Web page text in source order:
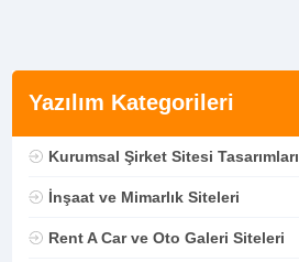
Yazılım Kategorileri
Kurumsal Şirket Sitesi Tasarımları
İnşaat ve Mimarlık Siteleri
Rent A Car ve Oto Galeri Siteleri